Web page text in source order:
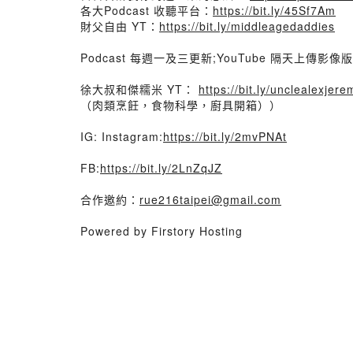
各大Podcast 收聽平台： https://bit.ly/45Sf7Am
財父自由 YT： https://bit.ly/middleagedaddies
Podcast 每週一及三更新;YouTube 隔天上傳影像版
徐大叔和傑糯米 YT： https://bit.ly/
（肉類烹飪，食物科學，廚具開箱））
IG: Instagram:https://bit.ly/2mvPNAt
FB:https://bit.ly/2LnZqJZ
合作邀約： rue216taipei@gmail.com
Powered by Firstory Hosting